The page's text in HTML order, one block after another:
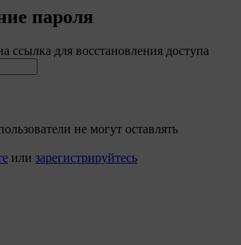
пароля
ссылка для восстановления доступа
не могут оставлять
или зарегистрируйтесь